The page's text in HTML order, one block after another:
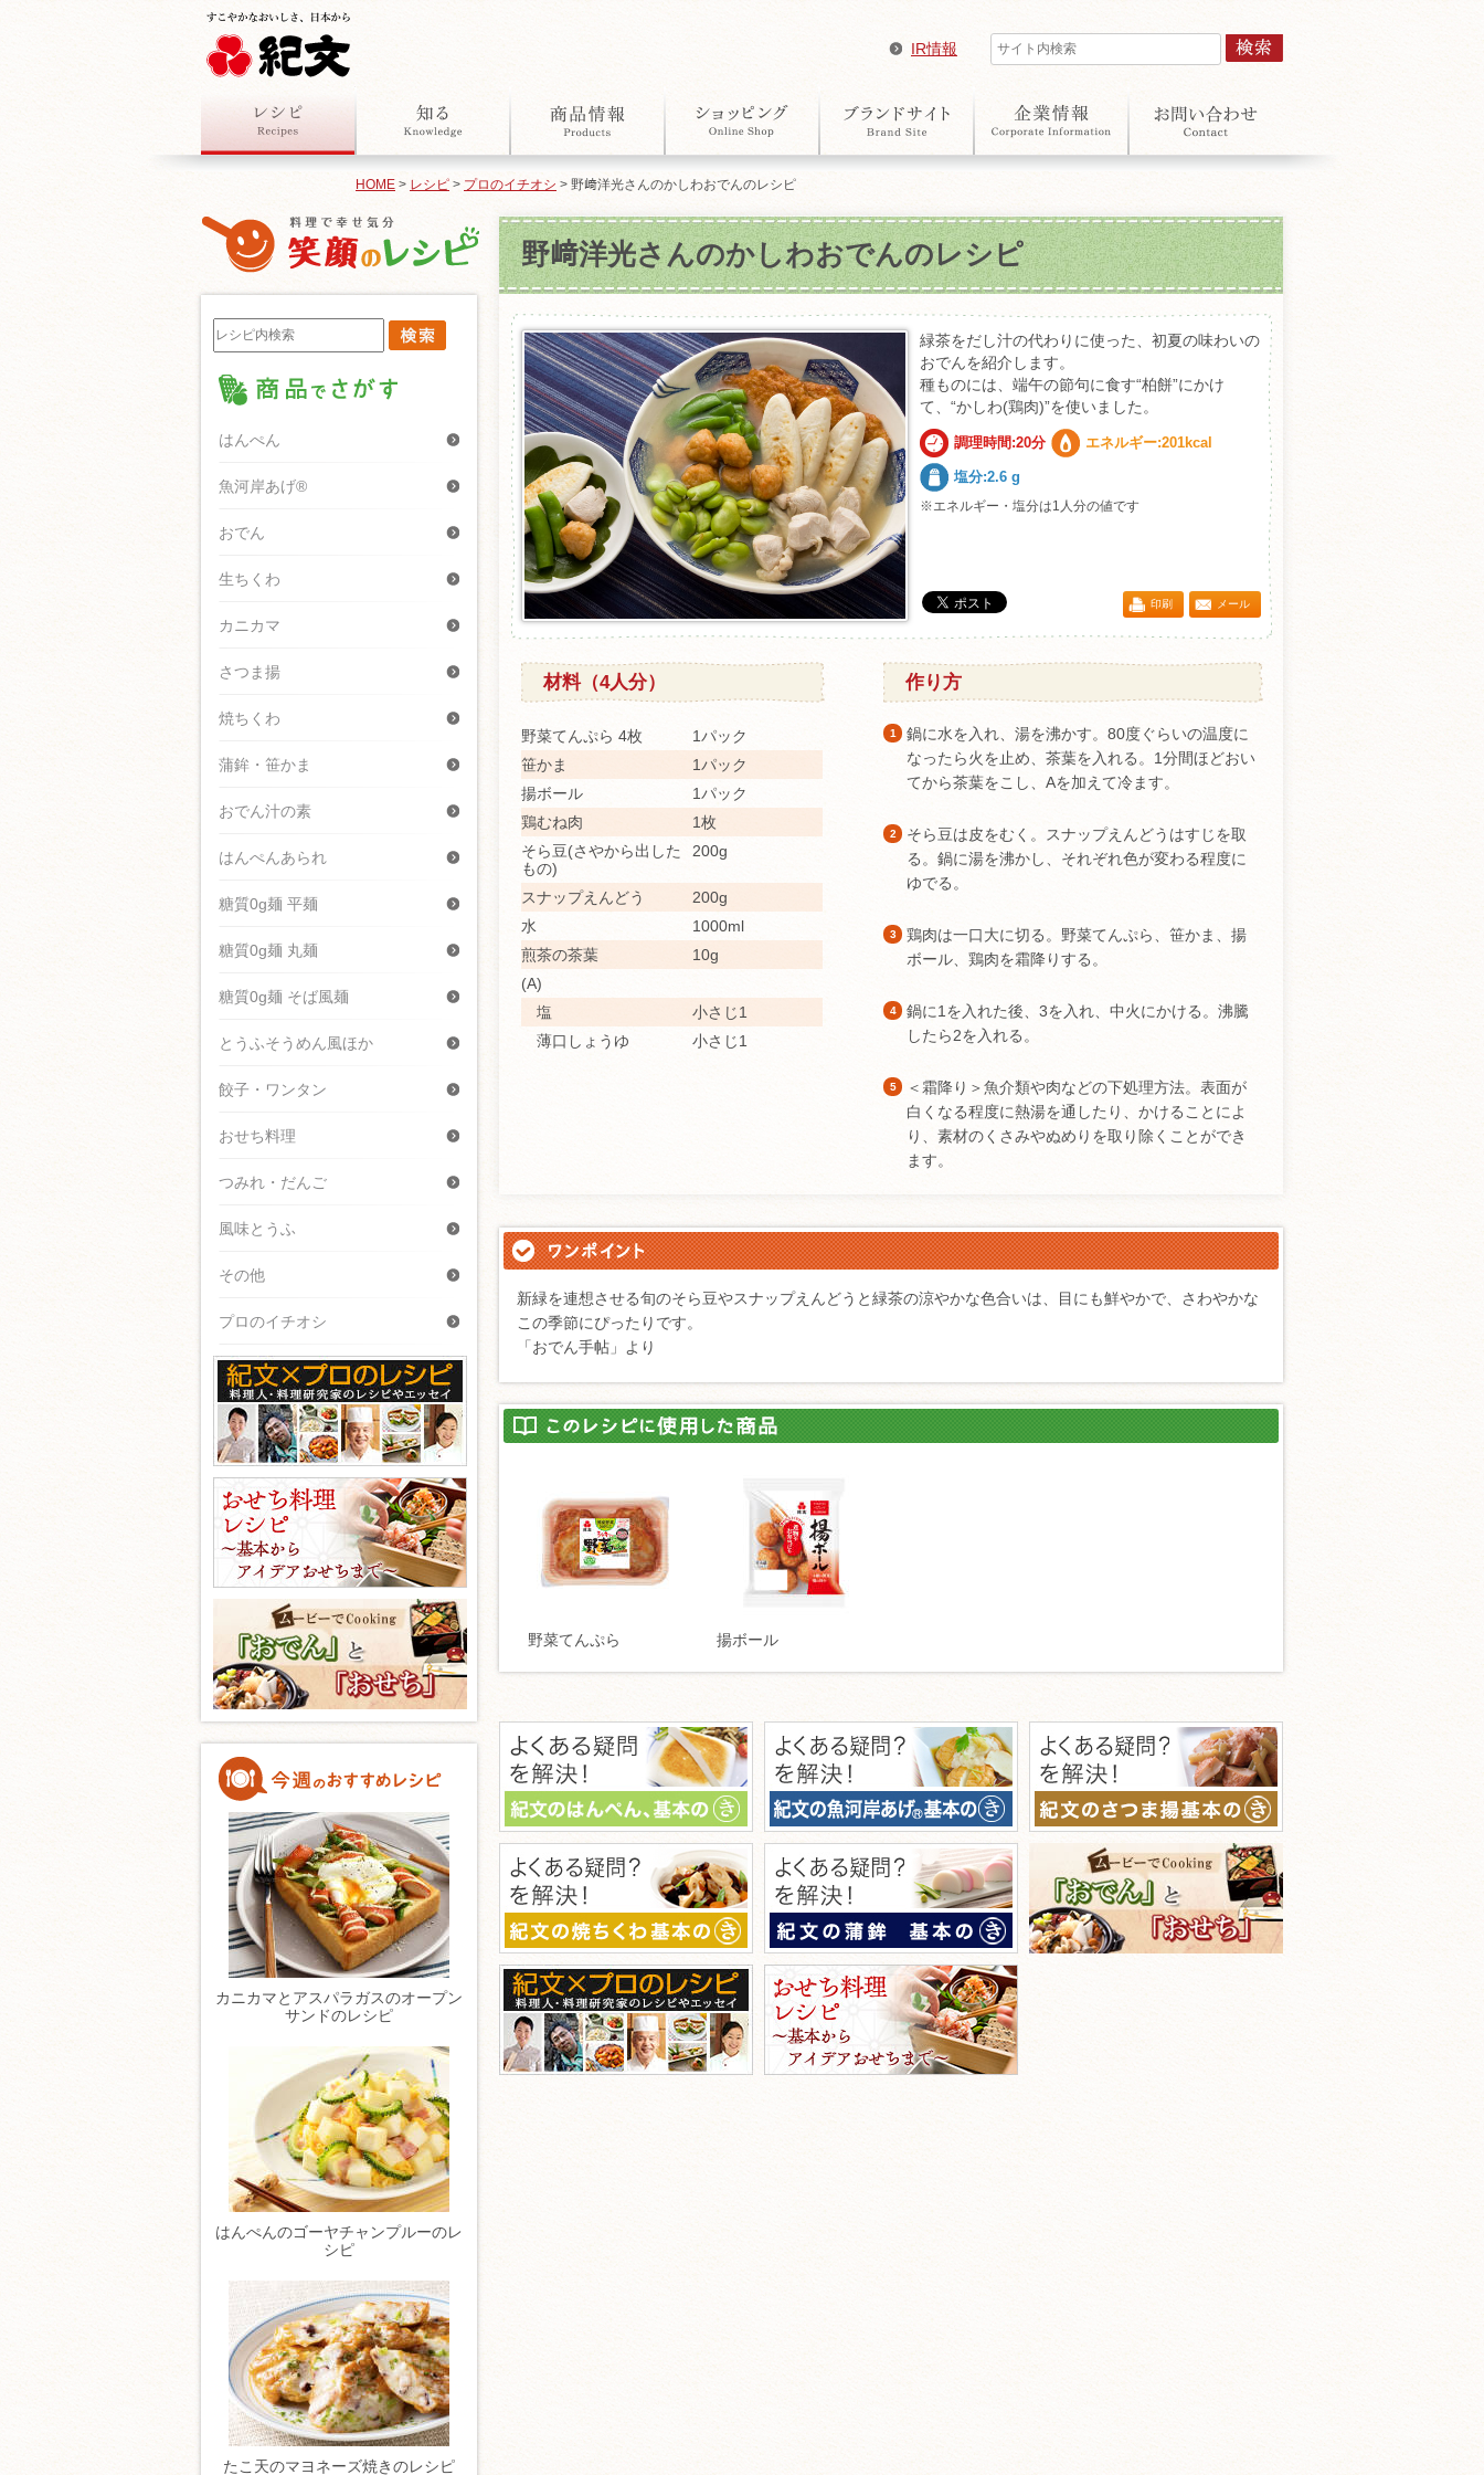
IR情報
HOME > レシピ > プロのイチオシ > 野﨑洋光さんのかしわおでんのレシピ
野﨑洋光さんのかしわおでんのレシピ
緑茶をだし汁の代わりに使った、初夏の味わいの
おでんを紹介します。
種ものには、端午の節句に食す“柏餅”にかけ
て、“かしわ(鶏肉)”を使いました。
調理時間:20分 エネルギー:201kcal
塩分:2.6 g
※エネルギー・塩分は1人分の値です
印刷 メール
材料（4人分）
野菜てんぷら 4枚
1パック
笹かま
1パック
揚ボール
1パック
鶏むね肉
1枚
そら豆(さやから出した
もの)
200g
スナップえんどう
200g
水
1000ml
煎茶の茶葉
10g
(A)
塩
小さじ1
薄口しょうゆ
小さじ1
作り方
1
鍋に水を入れ、湯を沸かす。80度ぐらいの温度に
なったら火を止め、茶葉を入れる。1分間ほどおい
てから茶葉をこし、Aを加えて冷ます。
2
そら豆は皮をむく。スナップえんどうはすじを取
る。鍋に湯を沸かし、それぞれ色が変わる程度に
ゆでる。
3
鶏肉は一口大に切る。野菜てんぷら、笹かま、揚
ボール、鶏肉を霜降りする。
4
鍋に1を入れた後、3を入れ、中火にかける。沸騰
したら2を入れる。
5
＜霜降り＞魚介類や肉などの下処理方法。表面が
白くなる程度に熱湯を通したり、かけることによ
り、素材のくさみやぬめりを取り除くことができ
ます。
新緑を連想させる旬のそら豆やスナップえんどうと緑茶の涼やかな色合いは、目にも鮮やかで、さわやかな
この季節にぴったりです。
「おでん手帖」より
野菜てんぷら 揚ボール
はんぺん
魚河岸あげ®
おでん
生ちくわ
カニカマ
さつま揚
焼ちくわ
蒲鉾・笹かま
おでん汁の素
はんぺんあられ
糖質0g麺 平麺
糖質0g麺 丸麺
糖質0g麺 そば風麺
とうふそうめん風ほか
餃子・ワンタン
おせち料理
つみれ・だんご
風味とうふ
その他
プロのイチオシ
カニカマとアスパラガスのオープン
サンドのレシピ
はんぺんのゴーヤチャンプルーのレ
シピ
たこ天のマヨネーズ焼きのレシピ